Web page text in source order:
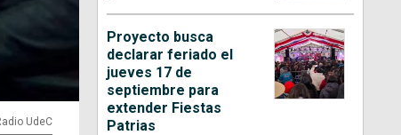
UdeC
Proyecto busca
declarar feriado el
jueves 17 de
septiembre para
extender Fiestas
Patrias